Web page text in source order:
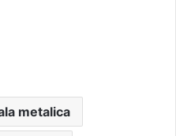
metalica